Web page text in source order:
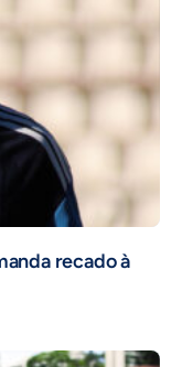
recado à